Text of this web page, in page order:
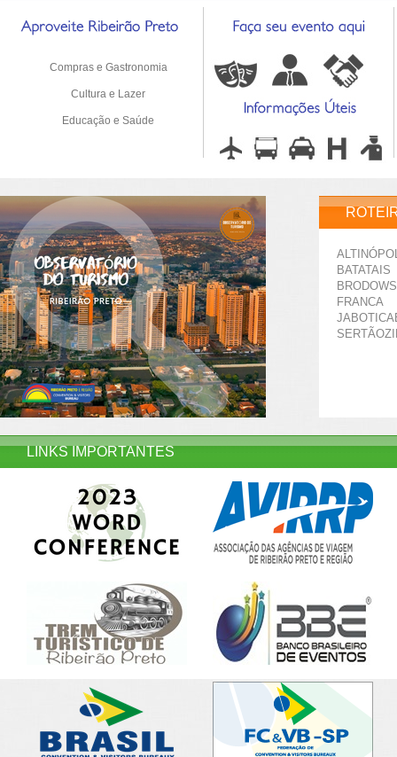
Compras e Gastronomia
Cultura e Lazer
Educação e Saúde
BATATAIS
FRANCA
LINKS IMPORTANTES